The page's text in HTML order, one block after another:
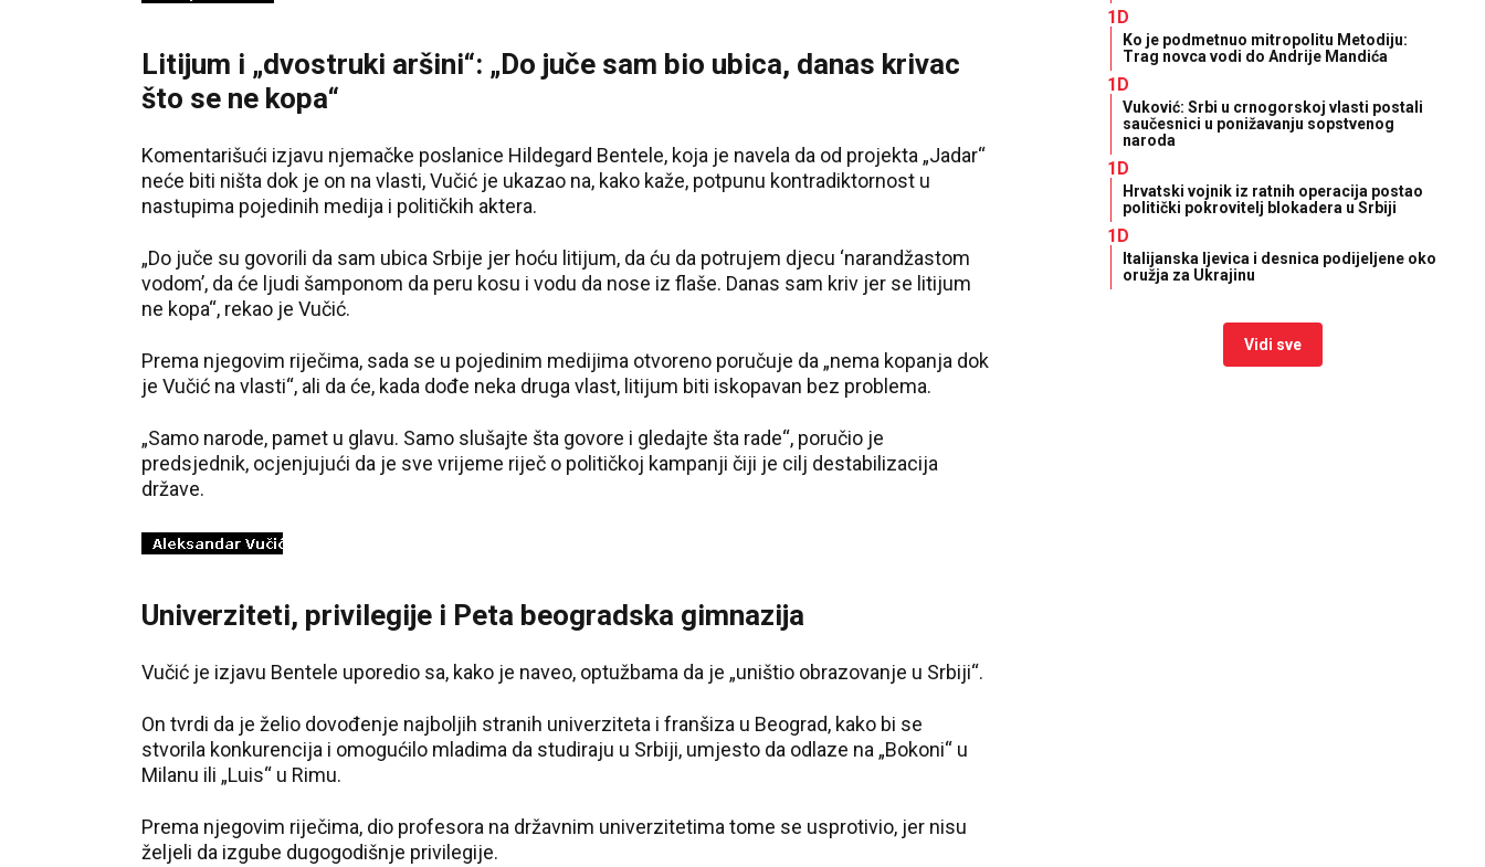
Litijum i „dvostruki aršini“: „Do juče sam bio ubica, danas krivac
što se ne kopa“
Komentarišući izjavu njemačke poslanice Hildegard Bentele, koja je navela da od projekta „Jadar“
neće biti ništa dok je on na vlasti, Vučić je ukazao na, kako kaže, potpunu kontradiktornost u
nastupima pojedinih medija i političkih aktera.
„Do juče su govorili da sam ubica Srbije jer hoću litijum, da ću da potrujem djecu ‘narandžastom
vodom’, da će ljudi šamponom da peru kosu i vodu da nose iz flaše. Danas sam kriv jer se litijum
ne kopa“, rekao je Vučić.
Prema njegovim riječima, sada se u pojedinim medijima otvoreno poručuje da „nema kopanja dok
je Vučić na vlasti“, ali da će, kada dođe neka druga vlast, litijum biti iskopavan bez problema.
„Samo narode, pamet u glavu. Samo slušajte šta govore i gledajte šta rade“, poručio je
predsjednik, ocjenjujući da je sve vrijeme riječ o političkoj kampanji čiji je cilj destabilizacija
države.
Univerziteti, privilegije i Peta beogradska gimnazija
Vučić je izjavu Bentele uporedio sa, kako je naveo, optužbama da je „uništio obrazovanje u Srbiji“.
On tvrdi da je želio dovođenje najboljih stranih univerziteta i franšiza u Beograd, kako bi se
stvorila konkurencija i omogućilo mladima da studiraju u Srbiji, umjesto da odlaze na „Bokoni“ u
Milanu ili „Luis“ u Rimu.
Prema njegovim riječima, dio profesora na državnim univerzitetima tome se usprotivio, jer nisu
željeli da izgube dugogodišnje privilegije.
1D
Ko je podmetnuo mitropolitu Metodiju:
Trag novca vodi do Andrije Mandića
1D
Vuković: Srbi u crnogorskoj vlasti postali
saučesnici u ponižavanju sopstvenog
naroda
1D
Hrvatski vojnik iz ratnih operacija postao
politički pokrovitelj blokadera u Srbiji
1D
Italijanska ljevica i desnica podijeljene oko
oružja za Ukrajinu
Vidi sve